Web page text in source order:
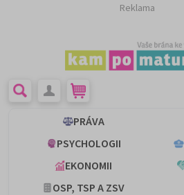
Reklama
PRÁVA
PSYCHOLOGII
EKONOMII
OSP, TSP A ZSV